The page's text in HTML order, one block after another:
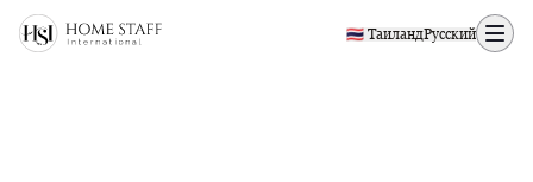
500 page
🇹🇭 ТаиландРусский